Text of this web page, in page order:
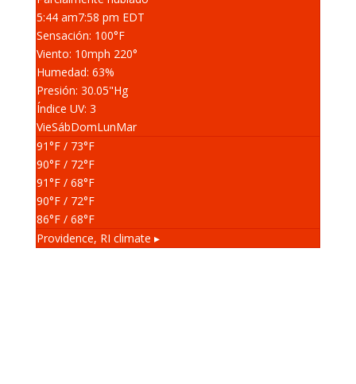
5:44 am7:58 pm EDT
Sensación: 100°F
Viento: 10mph 220°
Humedad: 63%
Presión: 30.05"Hg
Índice UV: 3
VieSábDomLunMar
91°F/ 73°F
90°F/ 72°F
91°F/ 68°F
90°F/ 72°F
86°F/ 68°F
Providence, RI climate ▸